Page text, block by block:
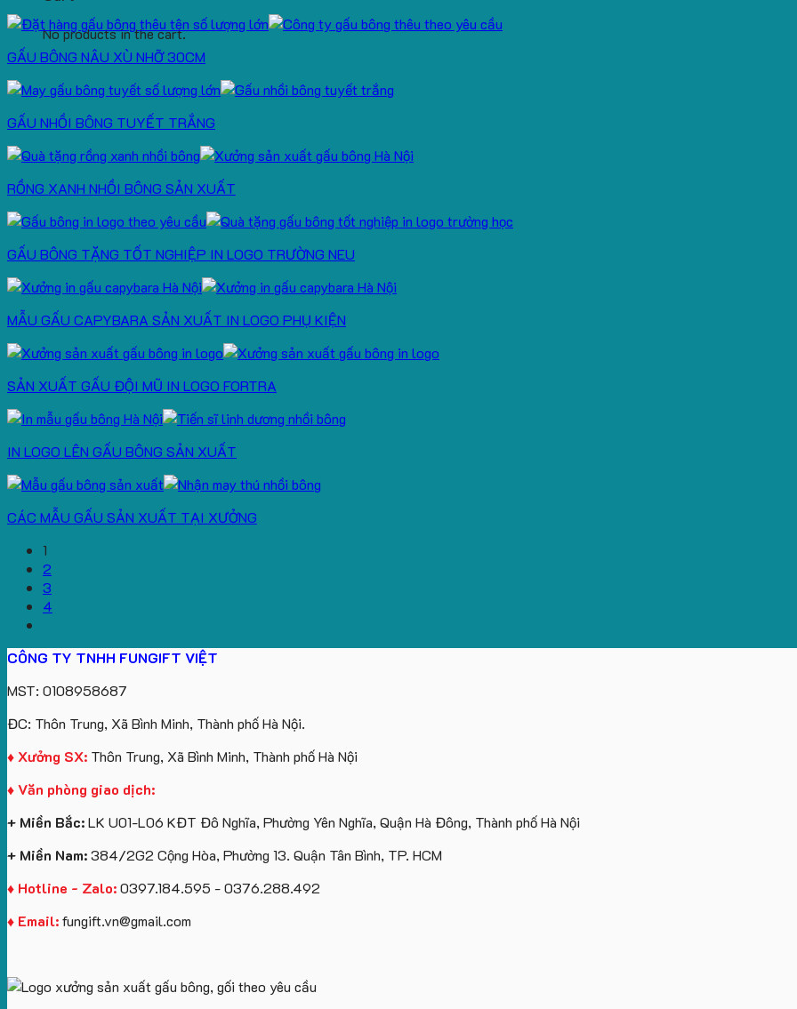
No products in the cart.
GẤU BÔNG NÂU XÙ NHỠ 30CM
GẤU NHỒI BÔNG TUYẾT TRẮNG
RỒNG XANH NHỒI BÔNG SẢN XUẤT
GẤU BÔNG TẶNG TỐT NGHIỆP IN LOGO TRƯỜNG NEU
MẪU GẤU CAPYBARA SẢN XUẤT IN LOGO PHỤ KIỆN
SẢN XUẤT GẤU ĐỘI MŨ IN LOGO FORTRA
IN LOGO LÊN GẤU BÔNG SẢN XUẤT
CÁC MẪU GẤU SẢN XUẤT TẠI XƯỞNG
1
2
3
4
CÔNG TY TNHH FUNGIFT VIỆT
MST: 0108958687
ĐC: Thôn Trung, Xã Bình Minh, Thành phố Hà Nội.
♦ Xưởng SX: Thôn Trung, Xã Bình Minh, Thành phố Hà Nội
♦ Văn phòng giao dịch:
+ Miền Bắc:LK U01-L06 KĐT Đô Nghĩa, Phường Yên Nghĩa, Quận Hà Đông, Thành phố Hà Nội
+ Miền Nam:384/2G2 Cộng Hòa, Phường 13. Quận Tân Bình, TP. HCM
♦ Hotline - Zalo:0397.184.595 - 0376.288.492
♦ Email:fungift.vn@gmail.com